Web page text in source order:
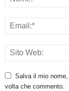
Salva il mio
volta che commento.